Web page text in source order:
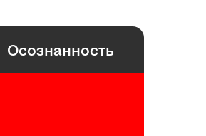
Осознанность